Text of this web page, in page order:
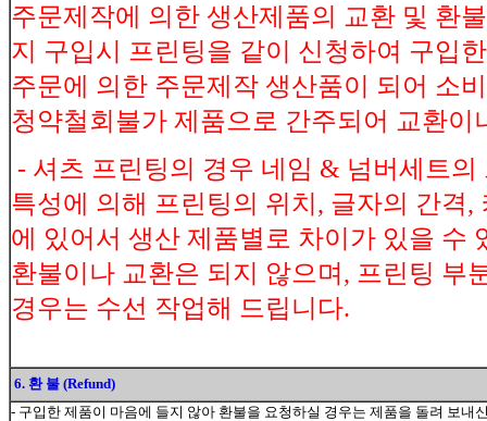
주문제작에 의한 생산제품의 교환 및 환
지 구입시 프린팅을 같이 신청하여 구입
주문에 의한 주문제작 생산품이 되어 소
청약철회불가 제품으로 간주되어 교환이
- 셔츠 프린팅의 경우 네임 & 넘버세트
특성에 의해 프린팅의 위치, 글자의 간격,
에 있어서 생산 제품별로 차이가 있을 수
환불이나 교환은 되지 않으며, 프린팅 부
경우는 수선 작업해 드립니다.
6. 환 불 (Refund)
- 구입한 제품이 마음에 들지 않아 환불을 요청하실 경우는 제품을 돌려 보내